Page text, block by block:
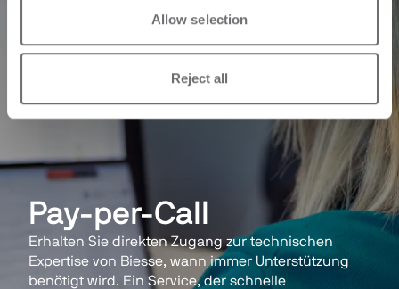
Allow selection
Reject all
Pay-per-Call
Erhalten Sie direkten Zugang zur technischen
Expertise von Biesse, wann immer Unterstützung
benötigt wird. Ein Service, der schnelle